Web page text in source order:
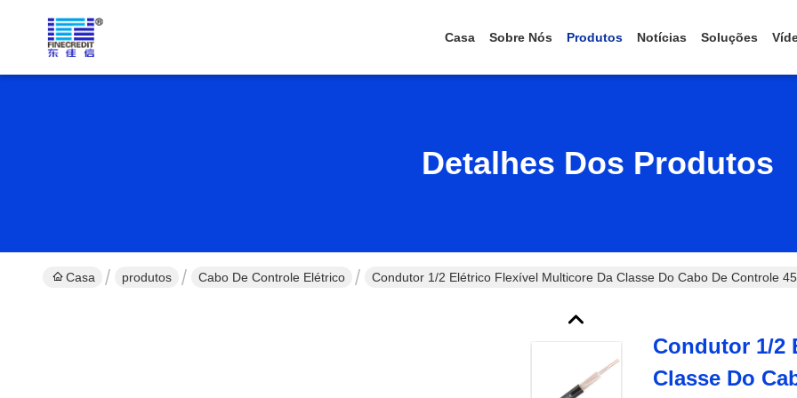
Casa Sobre Nós Produtos Notícias Soluções
Detalhes Dos Produtos
Casa produtos Cabo De Controle Elétrico Condutor 1/2 Elétrico Flexível Multicore Da Classe Do Cabo De Controle
Condutor 1/2
Classe Do